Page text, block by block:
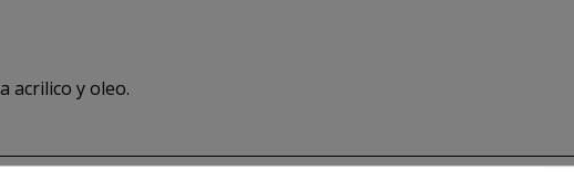
acrilico y oleo.